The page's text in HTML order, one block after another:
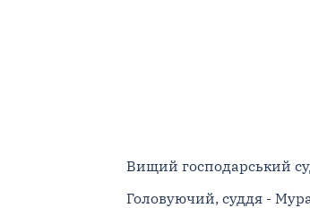
Вищий господарський
Головуючий, суддя -